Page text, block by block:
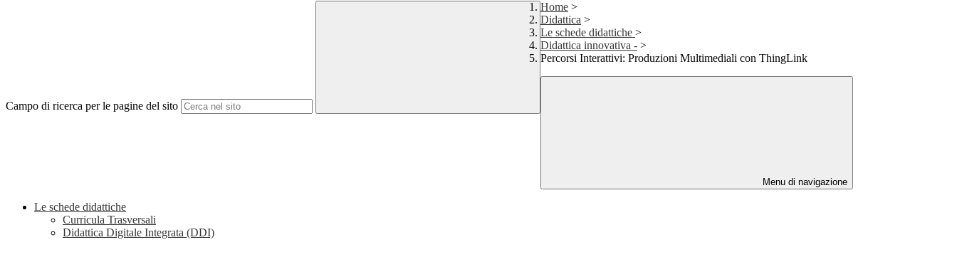
Campo di ricerca per le pagine del sito
Home >
Didattica >
Le schede didattiche >
Didattica innovativa - >
Percorsi Interattivi: Produzioni Multimediali con ThingLink
Menu di navigazione
Le schede didattiche
Curricula Trasversali
Didattica Digitale Integrata (DDI)